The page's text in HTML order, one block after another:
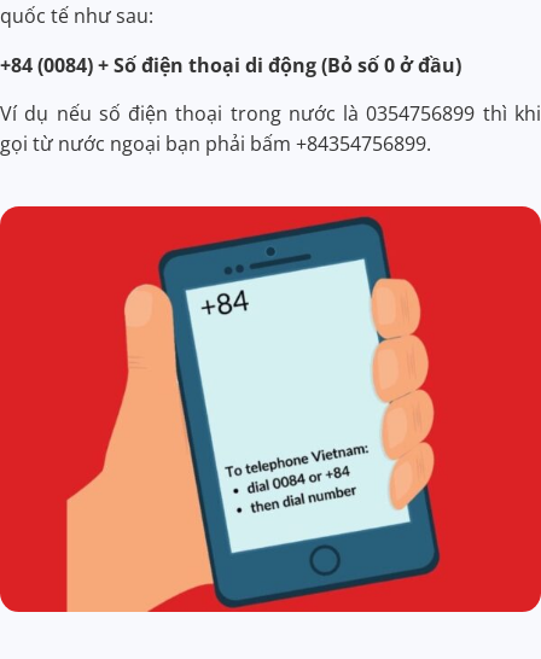
quốc tế như sau:
+84 (0084) + Số điện thoại di động (Bỏ số 0 ở đầu)
Ví dụ nếu số điện thoại trong nước là 0354756899 thì khi
gọi từ nước ngoại bạn phải bấm +84354756899.